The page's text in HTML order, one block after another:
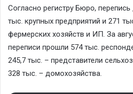
Согласно регистру Бюро,
тыс. крупных предприятий и 271
фермерских хозяйств и ИП. За
переписи прошли 574 тыс.
245,7 тыс. – представители
328 тыс. – домохозяйства.